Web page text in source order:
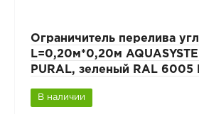
Ограничитель перелива
L=0,20м*0,20м
PURAL, зеленый RAL
В наличии